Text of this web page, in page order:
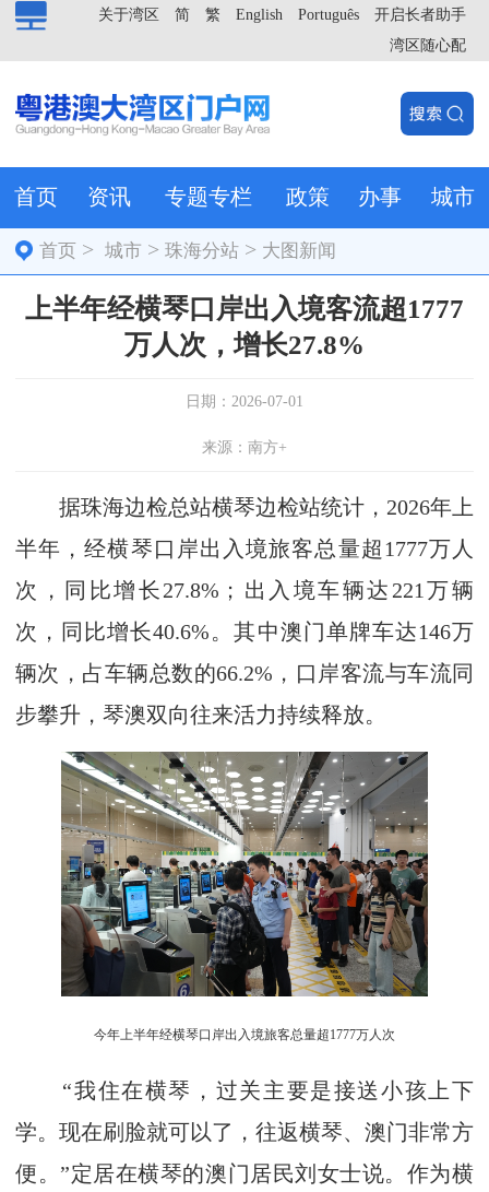
开启长者助手
Português
English
繁
简
关于湾区
湾区随心配
首页 资讯 专题专栏 政策 办事 城市
首页 >城市 >珠海分站 > 大图新闻
上半年经横琴口岸出入境客流超1777
万人次，增长27.8%
日期：2026-07-01
来源：南方+
据珠海边检总站横琴边检站统计，2026年上
半年，经横琴口岸出入境旅客总量超1777万人
次，同比增长27.8%；出入境车辆达221万辆
次，同比增长40.6%。其中澳门单牌车达146万
辆次，占车辆总数的66.2%，口岸客流与车流同
步攀升，琴澳双向往来活力持续释放。
今年上半年经横琴口岸出入境旅客总量超1777万人次
“我住在横琴，过关主要是接送小孩上下
学。现在刷脸就可以了，往返横琴、澳门非常方
便。”定居在横琴的澳门居民刘女士说。作为横